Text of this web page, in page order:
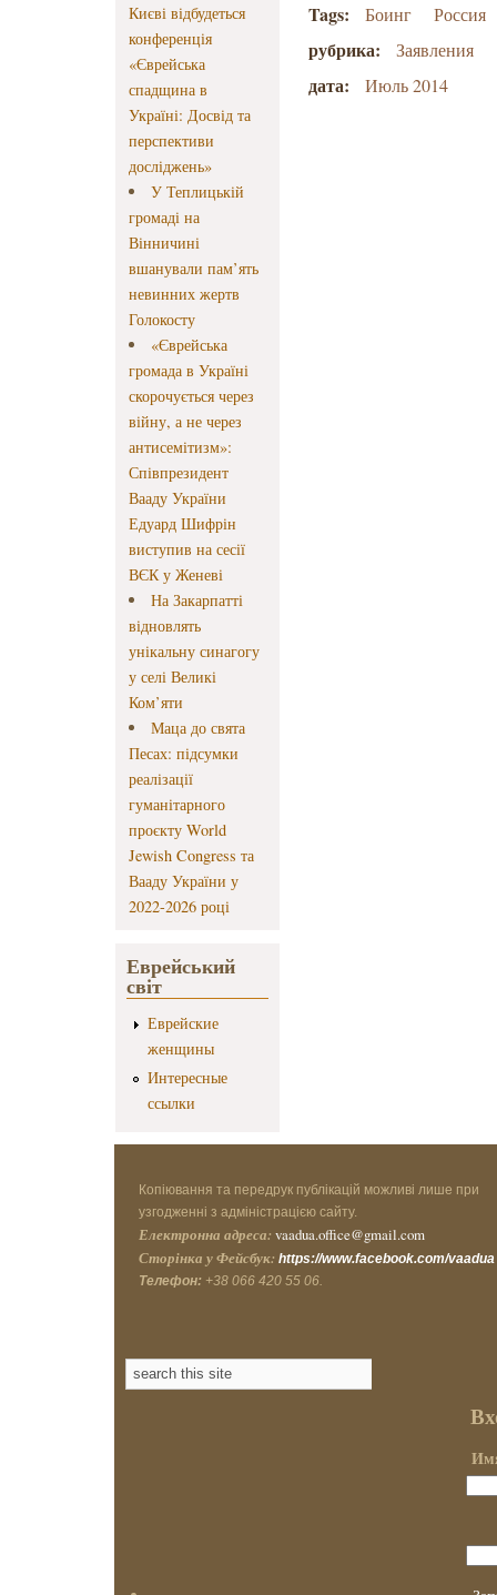
Києві відбудеться
конференція
«Єврейська
спадщина в
Україні: Досвід та
перспективи
досліджень»
У Теплицькій
громаді на
Вінничині
вшанували пам’ять
невинних жертв
Голокосту
«Єврейська
громада в Україні
скорочується через
війну, а не через
антисемітизм»:
Співпрезидент
Вааду України
Едуард Шифрін
виступив на сесії
ВЄК у Женеві
На Закарпатті
відновлять
унікальну синагогу
у селі Великі
Ком’яти
Маца до свята
Песах: підсумки
реалізації
гуманітарного
проєкту World
Jewish Congress та
Вааду України у
2022-2026 році
Еврейський
світ
Еврейские
женщины
Интересные
ссылки
Tags: Боинг Россия
рубрика: Заявления
дата: Июль 2014
Копіювання та передрук публікацій можливі лише при
узгодженні з адміністрацією сайту.
Електронна адреса: vaadua.office@gmail.com
Сторінка у Фейсбук: https://www.facebook.com/vaadua
Телефон: +38 066 420 55 06.